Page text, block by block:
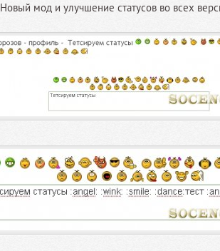
Новый мод и улучшение статусов во всех